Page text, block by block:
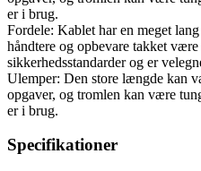
er i brug.
Fordele: Kablet har en meget
håndtere og opbevare takket
sikkerhedsstandarder og er
Ulemper: Den store længde kan
opgaver, og tromlen kan være
er i brug.
Specifikationer